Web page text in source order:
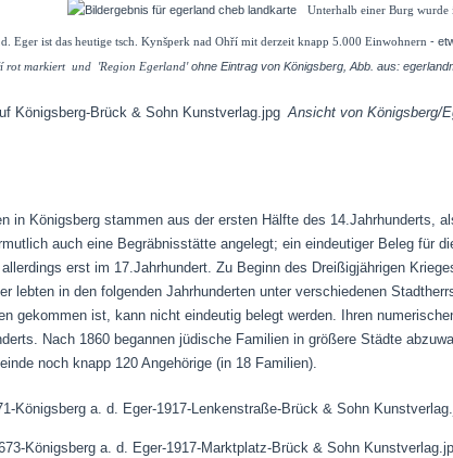
Unterhalb einer Burg wurde
Eger ist das heutige tsch.Kynšperk nad Ohří mit derzeit knapp 5.000 Einwohnern -
rot markiert und 'Region Egerland' ohne Eintrag von Königsberg, Abb. aus:
Ansicht von Königsberg/
in Königsberg stammen aus der ersten Hälfte des 14.Jahrhunderts,
auch eine Begräbnisstätte angelegt; ein eindeutiger Beleg für
erst im 17.Jahrhundert. Zu Beginn des Dreißigjährigen
lebten in den folgenden Jahrhunderten unter verschiedenen
gekommen ist, kann nicht eindeutig belegt werden. Ihren
Nach 1860 begannen jüdische Familien in größere Städte
noch knapp 120 Angehörige (in 18 Familien).